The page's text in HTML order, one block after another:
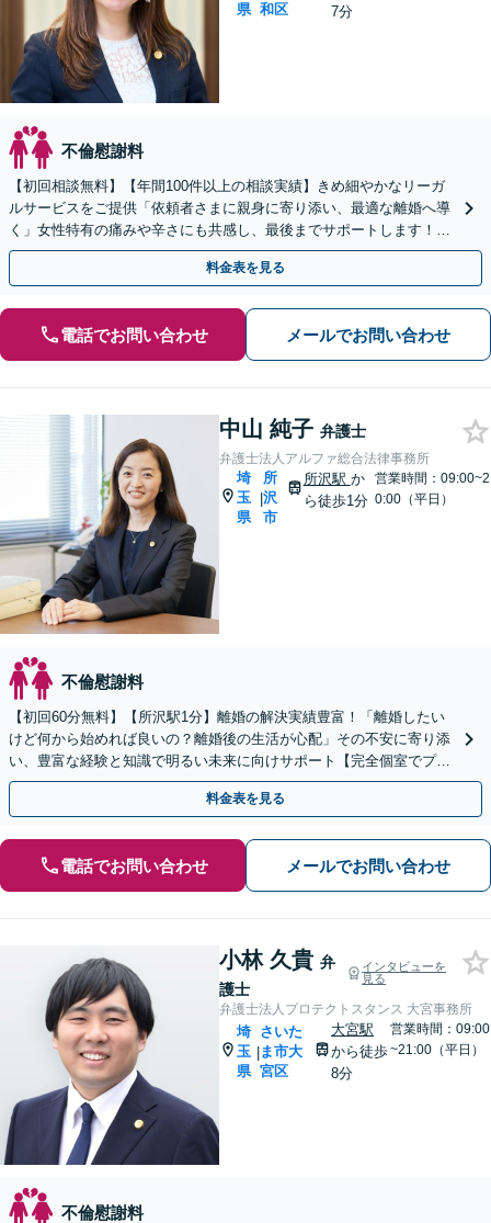
県 和区
7分
不倫慰謝料
【初回相談無料】【年間100件以上の相談実績】きめ細やかなリーガ
ルサービスをご提供「依頼者さまに親身に寄り添い、最適な離婚へ導
く」女性特有の痛みや辛さにも共感し、最後までサポートします！財
産分与／慰謝料／婚姻費用／養育費ほか
料金表を見る
電話でお問い合わせ メールでお問い合わせ
中山 純子 弁護士
弁護士法人アルファ総合法律事務所
埼
玉
県
|
所
沢
市
所沢駅 か
ら徒歩1分
営業時間：09:00~2
0:00（平日）
不倫慰謝料
【初回60分無料】【所沢駅1分】離婚の解決実績豊富！「離婚したい
けど何から始めれば良いの？離婚後の生活が心配」その不安に寄り添
い、豊富な経験と知識で明るい未来に向けサポート【完全個室でプラ
イバシー配慮】
料金表を見る
電話でお問い合わせ メールでお問い合わせ
小林 久貴 弁
護士
インタビューを
見る
弁護士法人プロテクトスタンス 大宮事務所
埼
玉
県
|
さいた
ま市大
宮区
大宮駅
から徒歩
8分
営業時間：09:00
~21:00（平日）
不倫慰謝料